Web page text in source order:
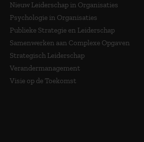
Nieuw Leiderschap in Organisaties
Psychologie in Organisaties
Publieke Strategie en Leiderschap
Samenwerken aan Complexe Opgaven
Strategisch Leiderschap
Verandermanagement
Visie op de Toekomst